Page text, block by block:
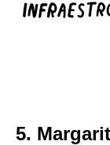
5.